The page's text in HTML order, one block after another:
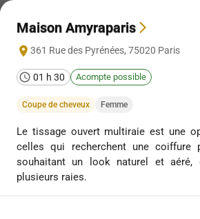
Maison Amyraparis
361 Rue des Pyrénées, 75020 Paris
01 h 30 Acompte possible
Coupe de cheveux Femme
Le tissage ouvert multiraie est une
celles qui recherchent une coiffure
souhaitant un look naturel et aéré,
plusieurs raies.